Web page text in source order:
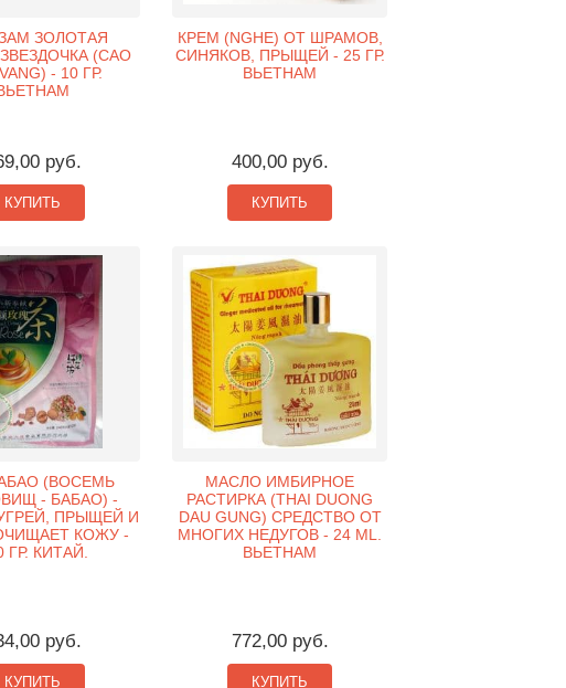
ЗОЛОТАЯ
(CAO
- 10 ГР.
руб.
КУПИТЬ
КРЕМ (NGHE) ОТ ШРАМОВ,
СИНЯКОВ, ПРЫЩЕЙ - 25 ГР.
ВЬЕТНАМ
400,00 руб.
КУПИТЬ
(ВОСЕМЬ
- БАБАО) -
ПРЫЩЕЙ И
КОЖУ -
ГР. КИТАЙ.
руб.
КУПИТЬ
МАСЛО ИМБИРНОЕ
РАСТИРКА (THAI DUONG
DAU GUNG) СРЕДСТВО ОТ
МНОГИХ НЕДУГОВ - 24 ML.
ВЬЕТНАМ
772,00 руб.
КУПИТЬ